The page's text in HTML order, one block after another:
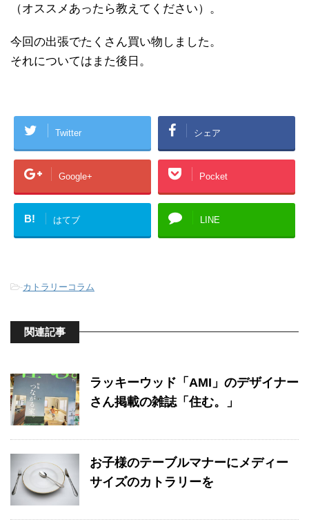
（オススメあったら教えてください）。
今回の出張でたくさん買い物しました。
それについてはまた後日。
Twitter シェア
Google+ Pocket
B! はてブ LINE
-カトラリーコラム
関連記事
ラッキーウッド「AMI」のデザイナー
さん掲載の雑誌「住む。」
お子様のテーブルマナーにメディー
サイズのカトラリーを